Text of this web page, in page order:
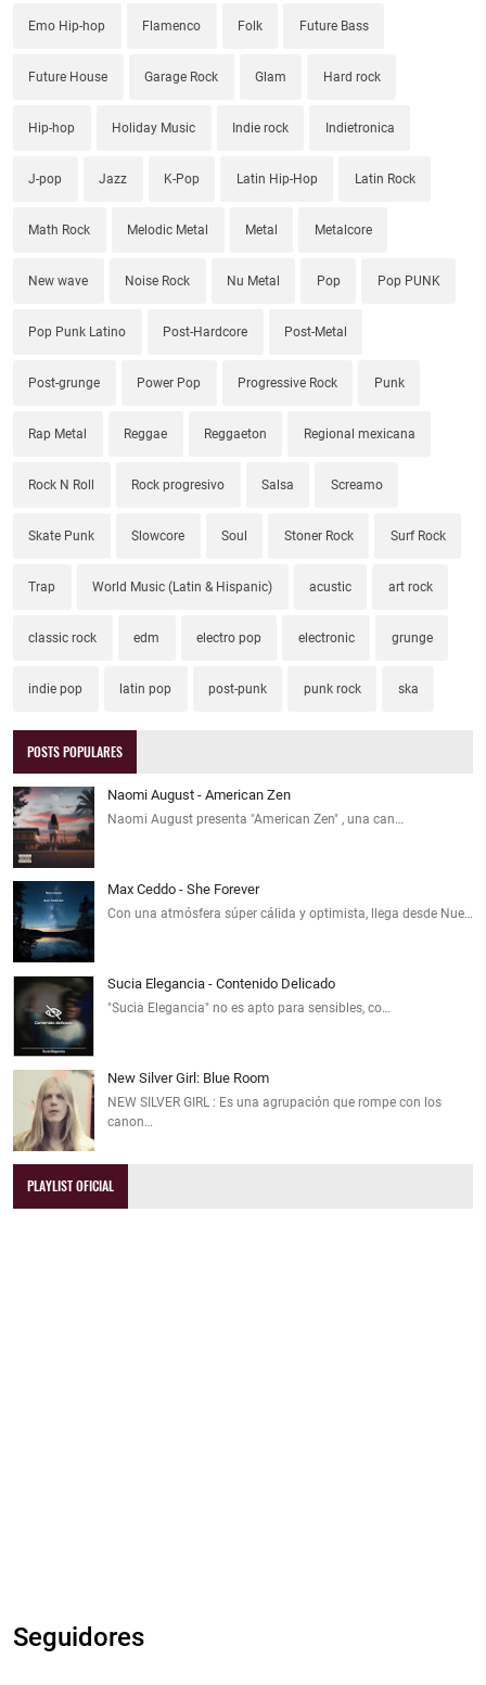
Emo Hip-hop Flamenco Folk Future Bass
Future House Garage Rock Glam Hard rock
Hip-hop Holiday Music Indie rock Indietronica
J-pop Jazz K-Pop Latin Hip-Hop Latin Rock
Math Rock Melodic Metal Metal Metalcore
New wave Noise Rock Nu Metal Pop Pop PUNK
Pop Punk Latino Post-Hardcore Post-Metal
Post-grunge Power Pop Progressive Rock Punk
Rap Metal Reggae Reggaeton Regional mexicana
Rock N Roll Rock progresivo Salsa Screamo
Skate Punk Slowcore Soul Stoner Rock Surf Rock
Trap World Music (Latin & Hispanic) acustic art rock
classic rock edm electro pop electronic grunge
indie pop latin pop post-punk punk rock ska
POSTS POPULARES
Naomi August - American Zen
Naomi August presenta "American Zen" , una can…
Max Ceddo - She Forever
Con una atmósfera súper cálida y optimista, llega desde Nue…
Sucia Elegancia - Contenido Delicado
"Sucia Elegancia" no es apto para sensibles, co…
New Silver Girl: Blue Room
NEW SILVER GIRL : Es una agrupación que rompe con los
canon…
PLAYLIST OFICIAL
Seguidores